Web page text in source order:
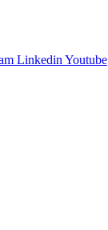
Linkedin Youtube